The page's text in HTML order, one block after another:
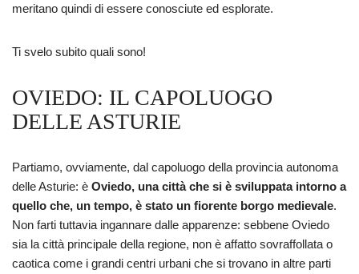
meritano quindi di essere conosciute ed esplorate.
Ti svelo subito quali sono!
OVIEDO: IL CAPOLUOGO
DELLE ASTURIE
Partiamo, ovviamente, dal capoluogo della provincia autonoma
delle Asturie: è Oviedo, una città che si è sviluppata intorno a
quello che, un tempo, è stato un fiorente borgo medievale.
Non farti tuttavia ingannare dalle apparenze: sebbene Oviedo
sia la città principale della regione, non è affatto sovraffollata o
caotica come i grandi centri urbani che si trovano in altre parti